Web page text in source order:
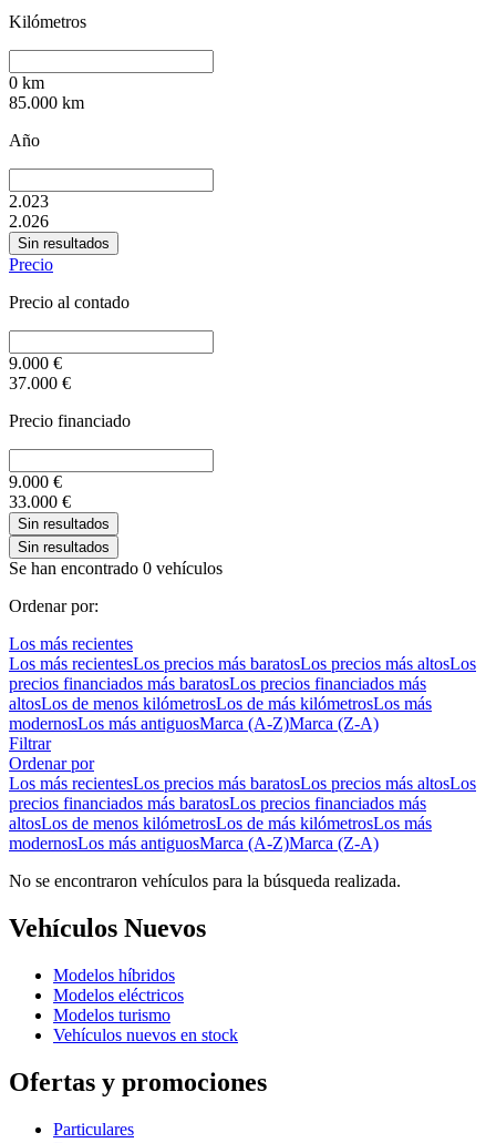
Kilómetros
0 km
85.000 km
Año
2.023
2.026
Sin resultados
Precio
Precio al contado
9.000 €
37.000 €
Precio financiado
9.000 €
33.000 €
Sin resultados
Sin resultados
Se han encontrado 0 vehículos
Ordenar por:
Los más recientes
Los más recientesLos precios más baratosLos precios más altosLos
precios financiados más baratosLos precios financiados más
altosLos de menos kilómetrosLos de más kilómetrosLos más
modernosLos más antiguosMarca (A-Z)Marca (Z-A)
Filtrar
Ordenar por
Los más recientesLos precios más baratosLos precios más altosLos
precios financiados más baratosLos precios financiados más
altosLos de menos kilómetrosLos de más kilómetrosLos más
modernosLos más antiguosMarca (A-Z)Marca (Z-A)
No se encontraron vehículos para la búsqueda realizada.
Vehículos Nuevos
Modelos híbridos
Modelos eléctricos
Modelos turismo
Vehículos nuevos en stock
Ofertas y promociones
Particulares